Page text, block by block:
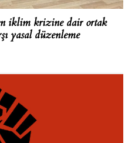
iklim krizine dair ortak
yasal düzenleme